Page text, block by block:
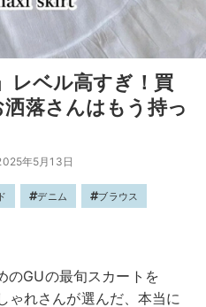
レベル高すぎ！買
落さんはもう持っ
年5月13日
デニム ブラウス
のGUの最旬スカートを
ゃれさんが選んだ、本当に